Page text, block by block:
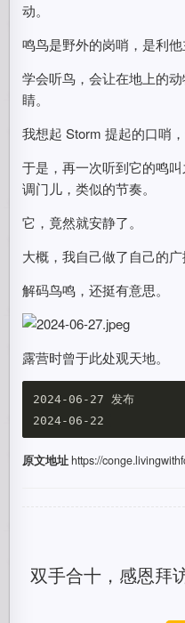
动。
鸣鸟是野外的岗哨，是利他
学会听鸟，会让在地上的
睛。
我想起 Storm 提起的口哨
于是，再一次听到它的鸣
调门儿，类似的节奏。
它，竟然就安静了。
大概，我自己做了自己的
解码鸟鸣，还挺有意思。
露营时曾于此处观天地。
2024-06-27 发布
原文地址https://
双手合十，感恩拜